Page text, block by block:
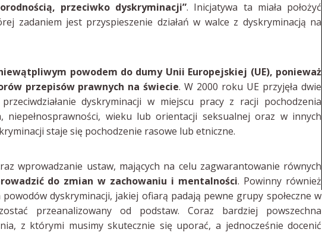
przeciwko dyskryminacji”. Inicjatywa ta miała położyć
zadaniem jest przyspieszenie działań w walce z dyskryminacją na
powodem do dumy Unii Europejskiej (UE), ponieważ
przepisów prawnych na świecie. W 2000 roku UE przyjęła dwie
dyskryminacji w miejscu pracy z racji pochodzenia
wieku lub orientacji seksualnej oraz w innych
staje się pochodzenie rasowe lub etniczne.
wprowadzanie ustaw, mających na celu zagwarantowanie równych
do zmian w zachowaniu i mentalności. Powinny również
dyskryminacji, jakiej ofiarą padają pewne grupy społeczne w
przeanalizowany od podstaw. Coraz bardziej powszechna
z którymi musimy skutecznie się uporać, a jednocześnie docenić